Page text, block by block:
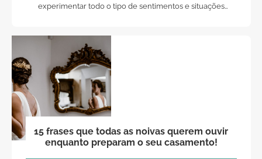
experimentar todo o tipo de sentimentos e situações
15 frases que todas as noivas querem ouvir
enquanto preparam o seu casamento!